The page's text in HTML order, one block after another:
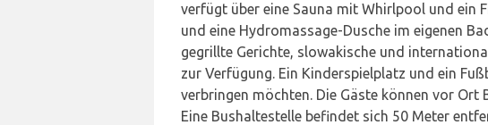
verfügt über eine Sauna mit Whirlpool und ein
und eine Hydromassage-Dusche im eigenen
gegrillte Gerichte, slowakische und
zur Verfügung. Ein Kinderspielplatz und ein
verbringen möchten. Die Gäste können vor
Eine Bushaltestelle befindet sich 50 Meter